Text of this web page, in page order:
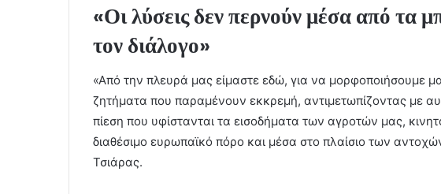
«Οι λύσεις δεν περνούν μέσα από τα
τον διάλογο»
«Από την πλευρά μας είμαστε εδώ, για να μορφοποιήσουμε
ζητήματα που παραμένουν εκκρεμή, αντιμετωπίζοντας με
πίεση που υφίστανται τα εισοδήματα των αγροτών μας,
διαθέσιμο ευρωπαϊκό πόρο και μέσα στο πλαίσιο των
Τσιάρας.